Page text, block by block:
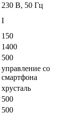
230 В, 50 Гц
I
150
1400
500
управление со
смартфона
хрусталь
500
500